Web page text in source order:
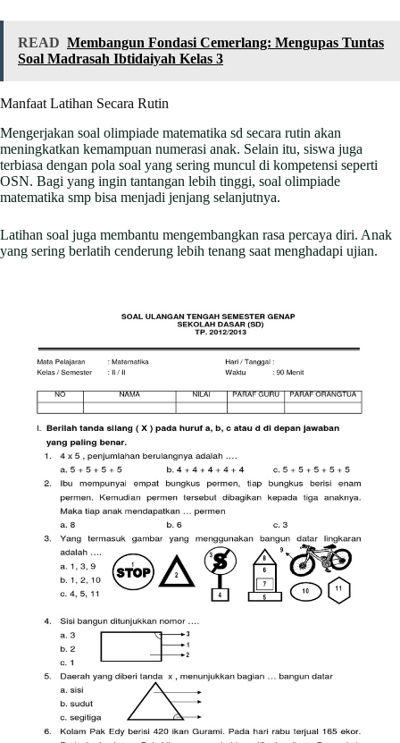
READ Membangun Fondasi Cemerlang: Mengupas Tuntas
Soal Madrasah Ibtidaiyah Kelas 3
Manfaat Latihan Secara Rutin
Mengerjakan soal olimpiade matematika sd secara rutin akan
meningkatkan kemampuan numerasi anak. Selain itu, siswa juga
terbiasa dengan pola soal yang sering muncul di kompetensi seperti
OSN. Bagi yang ingin tantangan lebih tinggi, soal olimpiade
matematika smp bisa menjadi jenjang selanjutnya.
Latihan soal juga membantu mengembangkan rasa percaya diri. Anak
yang sering berlatih cenderung lebih tenang saat menghadapi ujian.